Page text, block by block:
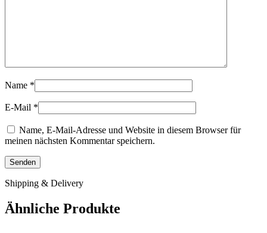
Name *
E-Mail *
Name, E-Mail-Adresse und Website in diesem Browser für
meinen nächsten Kommentar speichern.
Shipping & Delivery
Ähnliche Produkte